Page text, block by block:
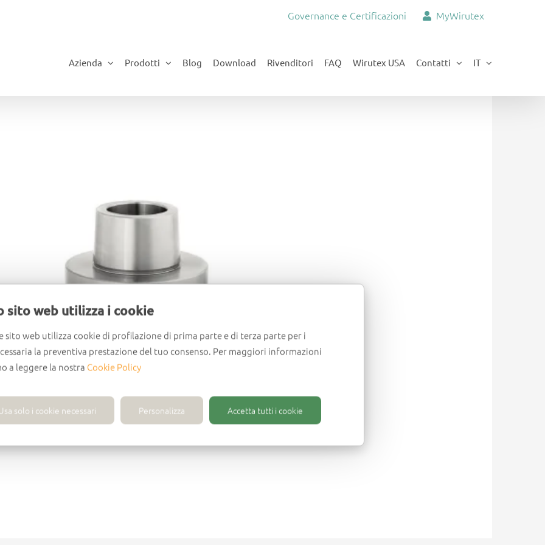
sito web utilizza i cookie
sito web utilizza cookie di profilazione di prima parte e di terza parte per i
la preventiva prestazione del tuo consenso. Per maggiori informazioni
a leggere la nostra Cookie Policy
solo i cookie necessari Personalizza Accetta tutti i cookie
Governance e Certificazioni MyWirutex
Azienda Prodotti Blog Download Rivenditori FAQ Wirutex USA Contatti IT